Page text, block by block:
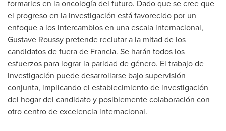
formarles en la oncología del futuro. Dado que se cree que
el progreso en la investigación está favorecido por un
enfoque a los intercambios en una escala internacional,
Gustave Roussy pretende reclutar a la mitad de los
candidatos de fuera de Francia. Se harán todos los
esfuerzos para lograr la paridad de género. El trabajo de
investigación puede desarrollarse bajo supervisión
conjunta, implicando el establecimiento de investigación
del hogar del candidato y posiblemente colaboración con
otro centro de excelencia internacional.